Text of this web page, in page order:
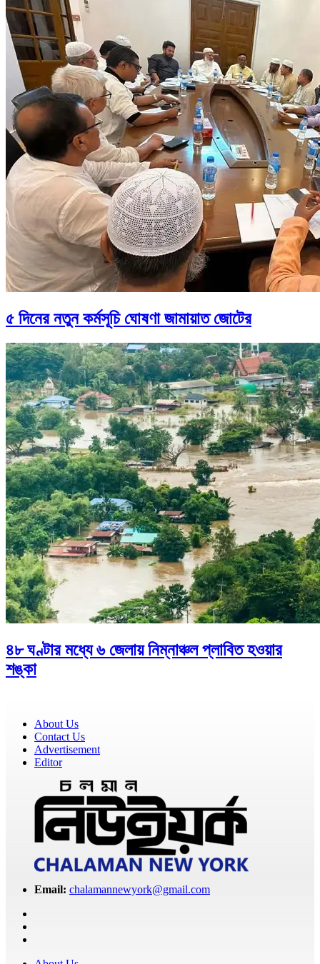
৫ দিনের নতুন কর্মসূচি ঘোষণা জামায়াত জোটের
৪৮ ঘণ্টার মধ্যে ৬ জেলায় নিম্নাঞ্চল প্লাবিত হওয়ার
শঙ্কা
About Us
Contact Us
Advertisement
Editor
Email: chalamannewyork@gmail.com